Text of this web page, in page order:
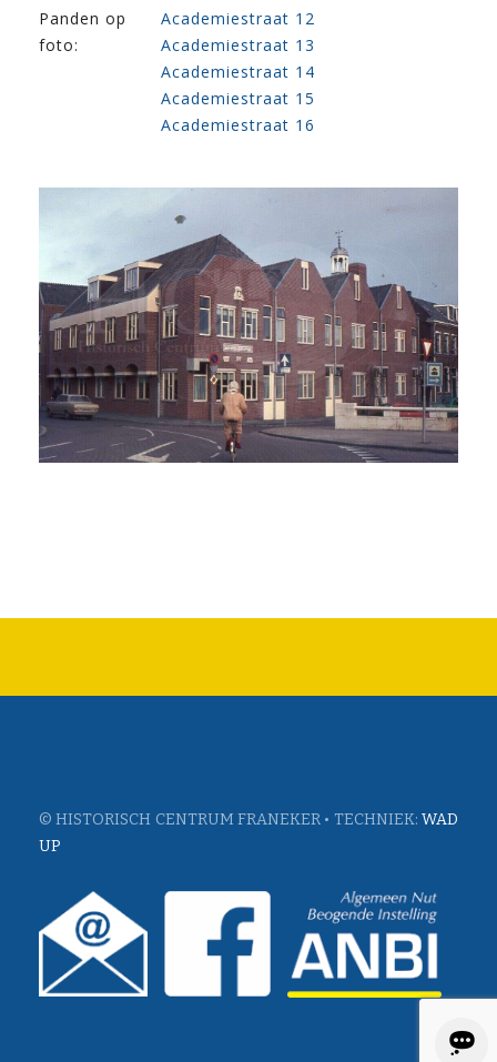
Panden op
foto:
Academiestraat 12
Academiestraat 13
Academiestraat 14
Academiestraat 15
Academiestraat 16
© HISTORISCH CENTRUM FRANEKER • TECHNIEK: WAD
UP